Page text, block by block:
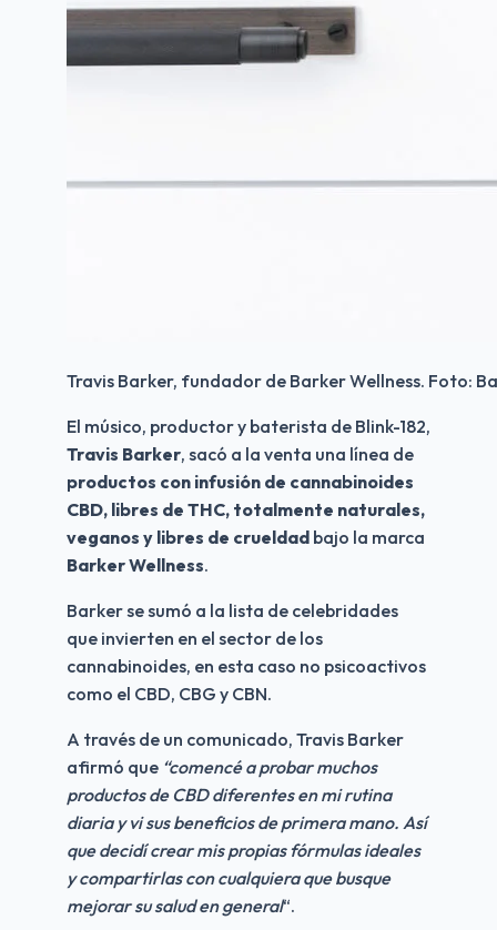
Travis Barker, fundador de Barker Wellness. Foto:
Travis Barker
productos con infusión de cannabinoides
CBD, libres de THC, totalmente naturales,
veganos y libres de crueldad
Barker Wellness.
Barker se sumó a la lista de celebridades
que invierten en el sector de los
cannabinoides, en esta caso no psicoactivos
como el CBD, CBG y CBN.
A través de un comunicado, Travis Barker
afirmó que “comencé a probar muchos
productos de CBD diferentes en mi rutina
diaria y vi sus beneficios de primera mano. Así
que decidí crear mis propias fórmulas ideales
y compartirlas con cualquiera que busque
mejorar su salud en general“.